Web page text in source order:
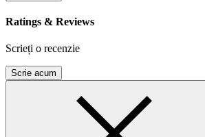
Ratings & Reviews
Scrieți o recenzie
Scrie acum